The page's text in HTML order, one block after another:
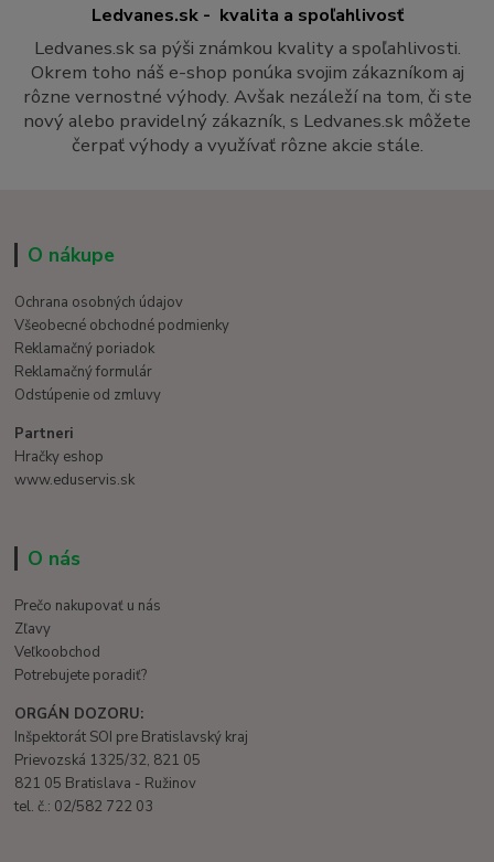
Ledvanes.sk - kvalita a spoľahlivosť
Ledvanes.sk sa pýši známkou kvality a spoľahlivosti.
Okrem toho náš e-shop ponúka svojim zákazníkom aj
rôzne vernostné výhody. Avšak nezáleží na tom, či ste
nový alebo pravidelný zákazník, s Ledvanes.sk môžete
čerpať výhody a využívať rôzne akcie stále.
O nákupe
Ochrana osobných údajov
Všeobecné obchodné podmienky
Reklamačný poriadok
Reklamačný formulár
Odstúpenie od zmluvy
Partneri
Hračky eshop
www.eduservis.sk
O nás
Prečo nakupovať u nás
Zľavy
Veľkoobchod
Potrebujete poradiť?
ORGÁN DOZORU:
Inšpektorát SOI pre Bratislavský kraj
Prievozská 1325/32, 821 05
821 05 Bratislava - Ružinov
tel. č.: 02/582 722 03